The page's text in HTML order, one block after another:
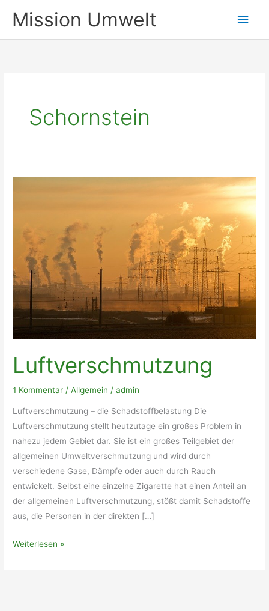
InhaltMission Umwelt
Schornstein
Luftverschmutzung
1 Kommentar /Allgemein /admin
Luftverschmutzung – die Schadstoffbelastung Die
Luftverschmutzung stellt heutzutage ein großes Problem in
nahezu jedem Gebiet dar. Sie ist ein großes Teilgebiet der
allgemeinen Umweltverschmutzung und wird durch
verschiedene Gase, Dämpfe oder auch durch Rauch
entwickelt. Selbst eine einzelne Zigarette hat einen Anteil an
der allgemeinen Luftverschmutzung, stößt damit Schadstoffe
aus, die Personen in der direkten […]
Luftverschmutzung
Weiterlesen »